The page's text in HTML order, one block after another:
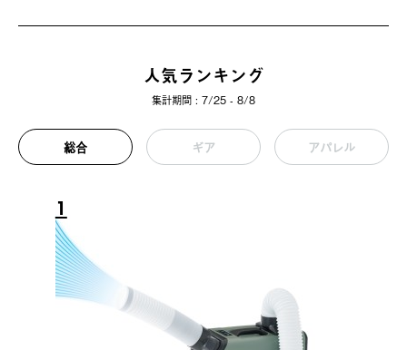
人気ランキング
集計期間 : 7/25 - 8/8
総合 ギア アパレル
1